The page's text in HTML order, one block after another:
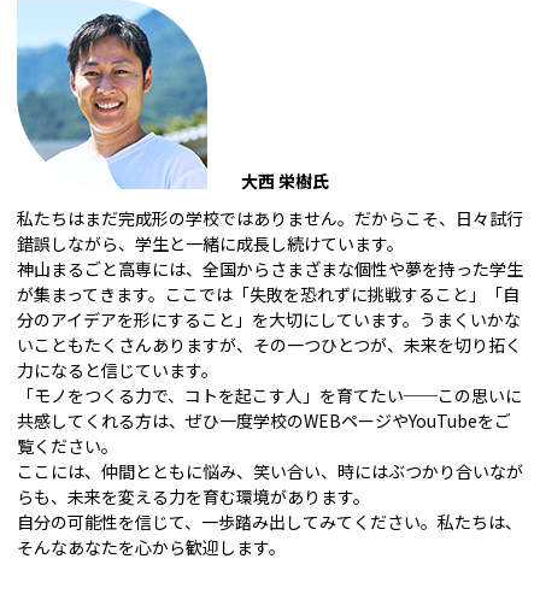
大西 栄樹氏
私たちはまだ完成形の学校ではありません。だからこそ、日々試行
錯誤しながら、学生と一緒に成長し続けています。
神山まるごと高専には、全国からさまざまな個性や夢を持った学生
が集まってきます。ここでは「失敗を恐れずに挑戦すること」「自
分のアイデアを形にすること」を大切にしています。うまくいかな
いこともたくさんありますが、その一つひとつが、未来を切り拓く
力になると信じています。
「モノをつくる力で、コトを起こす人」を育てたい──この思いに
共感してくれる方は、ぜひ一度学校のWEBページやYouTubeをご
覧ください。
ここには、仲間とともに悩み、笑い合い、時にはぶつかり合いなが
らも、未来を変える力を育む環境があります。
自分の可能性を信じて、一歩踏み出してみてください。私たちは、
そんなあなたを心から歓迎します。